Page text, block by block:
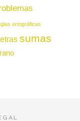
ortográficas
sumas